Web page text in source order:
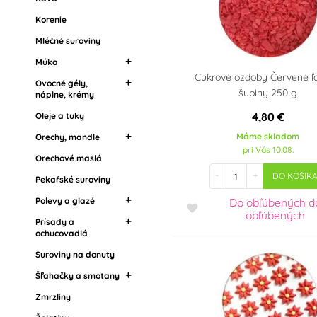
Suroviny na donuty
Šľahačky a smotany
Zmrzliny
Želatíny
Ostatní cukrářské
suroviny
Korenie
Mléčné suroviny
Múka
Mandľová múka
Ovocné gély,
náplne, krémy
Krémy na torty
Náplne, krémy a
arómy
Oleje a tuky
Orechy, mandle
Mandľová múka
Orechové maslá
Pekařské suroviny
Polevy a glazé
Zrkadlové polevy
Poleva v kôstkach
Drip polevy
Prísady a
ochucovadlá
Potravinárske arómy
Griláš (griliáž)
Suroviny na donuty
Šľahačky a smotany
Stužovače šľahačky
Zmrzliny
Cukrové ozdoby Červené
šupiny 250 g
4,80 €
Máme skladom
pri Vás 10.08.
- + DO KOŠÍKA
Do obľúbených
obľúbených